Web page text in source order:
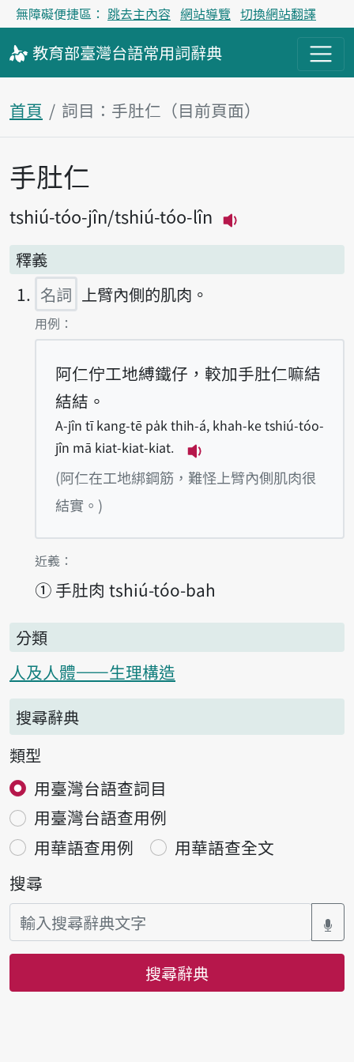
無障礙便捷區： 跳去主內容 網站導覽 切換網站翻譯
教育部臺灣台語常用詞辭典
首頁 詞目：手肚仁（目前頁面）
主內容區塊
手肚仁
tshiú-tóo-jîn tshiú-tóo-lîn
釋義
名詞 上臂內側的肌肉。
第1項釋義的
用例：
阿仁佇工地縛鐵仔，較加手肚仁嘛結
結結。
A-jîn tī kang-tē pa̍k thih-á, khah-ke tshiú-tóo-
jîn mā kiat-kiat-kiat.
播放例句A-jîn tī
(阿仁在工地綁鋼筋，難怪上臂內側肌肉很
結實。)
第1項釋義的
近義：
① 手肚肉 tshiú-tóo-bah
分類
人及人體——生理構造
搜尋辭典
類型
用臺灣台語查詞目
用臺灣台語查用例
用華語查用例
用華語查全文
搜尋
搜尋辭典